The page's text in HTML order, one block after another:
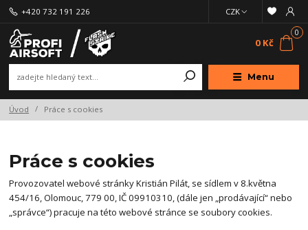
Menu
CZK
+420 732 191 226
0
0 Kč
Úvod Práce s cookies
Práce s cookies
Provozovatel webové stránky Kristián Pilát, se sídlem v 8.května
454/16, Olomouc, 779 00, IČ 09910310, (dále jen „prodávající“ nebo
„správce“) pracuje na této webové stránce se soubory cookies.